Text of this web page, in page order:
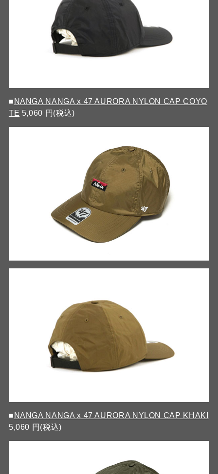
■ NANGA NANGA x 47 AURORA NYLON CAP COYO
TE 5,060 円(税込)
■ NANGA NANGA x 47 AURORA NYLON CAP KHAKI
5,060 円(税込)